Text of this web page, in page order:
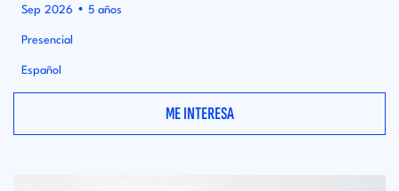
Sep 2026 • 5 años
Presencial
Español
ME INTERESA